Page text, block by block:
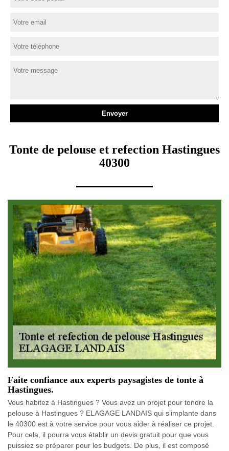
Tonte de pelouse et refection Hastingues
40300
Faite confiance aux experts paysagistes de tonte à
Hastingues.
Vous habitez à Hastingues ? Vous avez un projet pour tondre la
pelouse à Hastingues ? ELAGAGE LANDAIS qui s’implante dans
le 40300 est à votre service pour vous aider à réaliser ce projet.
Pour cela, il pourra vous établir un devis gratuit pour que vous
puissiez se préparer pour les budgets. De plus, il est composé